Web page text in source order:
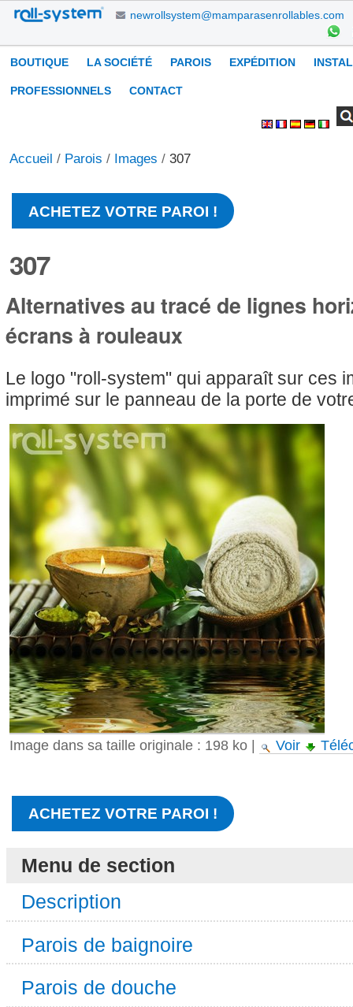
Aller
contenu.
Aller
newrollsystem@mamparasenrollables.com
Navigation
BOUTIQUE LA SOCIÉTÉ PAROIS EXPÉDITION
PROFESSIONNELS CONTACT
Accueil / Parois / Images / 307
ACHETEZ VOTRE PAROI !
307
Alternatives au tracé de lignes
écrans à rouleaux
Le logo "roll-system" qui apparaît sur ces
imprimé sur le panneau de la porte de
Image dans sa taille originale : 198 ko| Voir
ACHETEZ VOTRE PAROI !
Menu de section
Description
Parois de baignoire
Parois de douche